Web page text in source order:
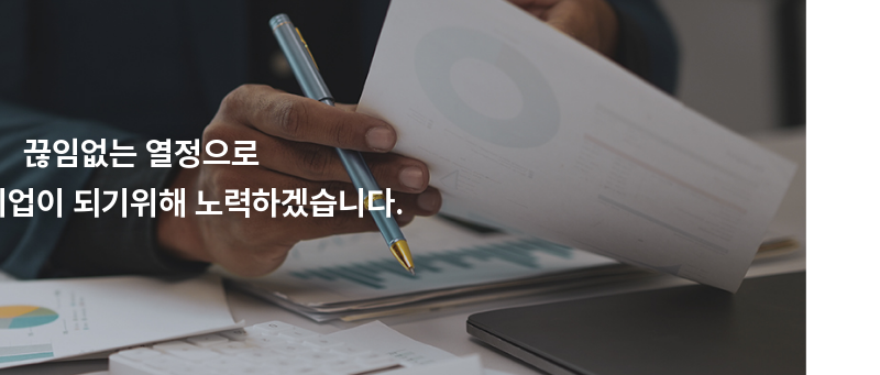
끊임없는 열정으로
이 되기위해 노력하겠습니다.